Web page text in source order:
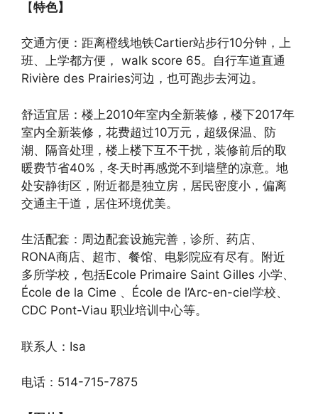
【特色】
交通方便：距离橙线地铁Cartier站步行10分钟，上
班、上学都方便， walk score 65。自行车道直通
Rivière des Prairies河边，也可跑步去河边。
舒适宜居：楼上2010年室内全新装修，楼下2017年
室内全新装修，花费超过10万元，超级保温、防
潮、隔音处理，楼上楼下互不干扰，装修前后的取
暖费节省40%，冬天时再感觉不到墙壁的凉意。地
处安静街区，附近都是独立房，居民密度小，偏离
交通主干道，居住环境优美。
生活配套：周边配套设施完善，诊所、药店、
RONA商店、超市、餐馆、电影院应有尽有。附近
多所学校，包括Ecole Primaire Saint Gilles 小学、
École de la Cime 、École de l’Arc-en-ciel学校、
CDC Pont-Viau 职业培训中心等。
联系人：Isa
电话：514-715-7875